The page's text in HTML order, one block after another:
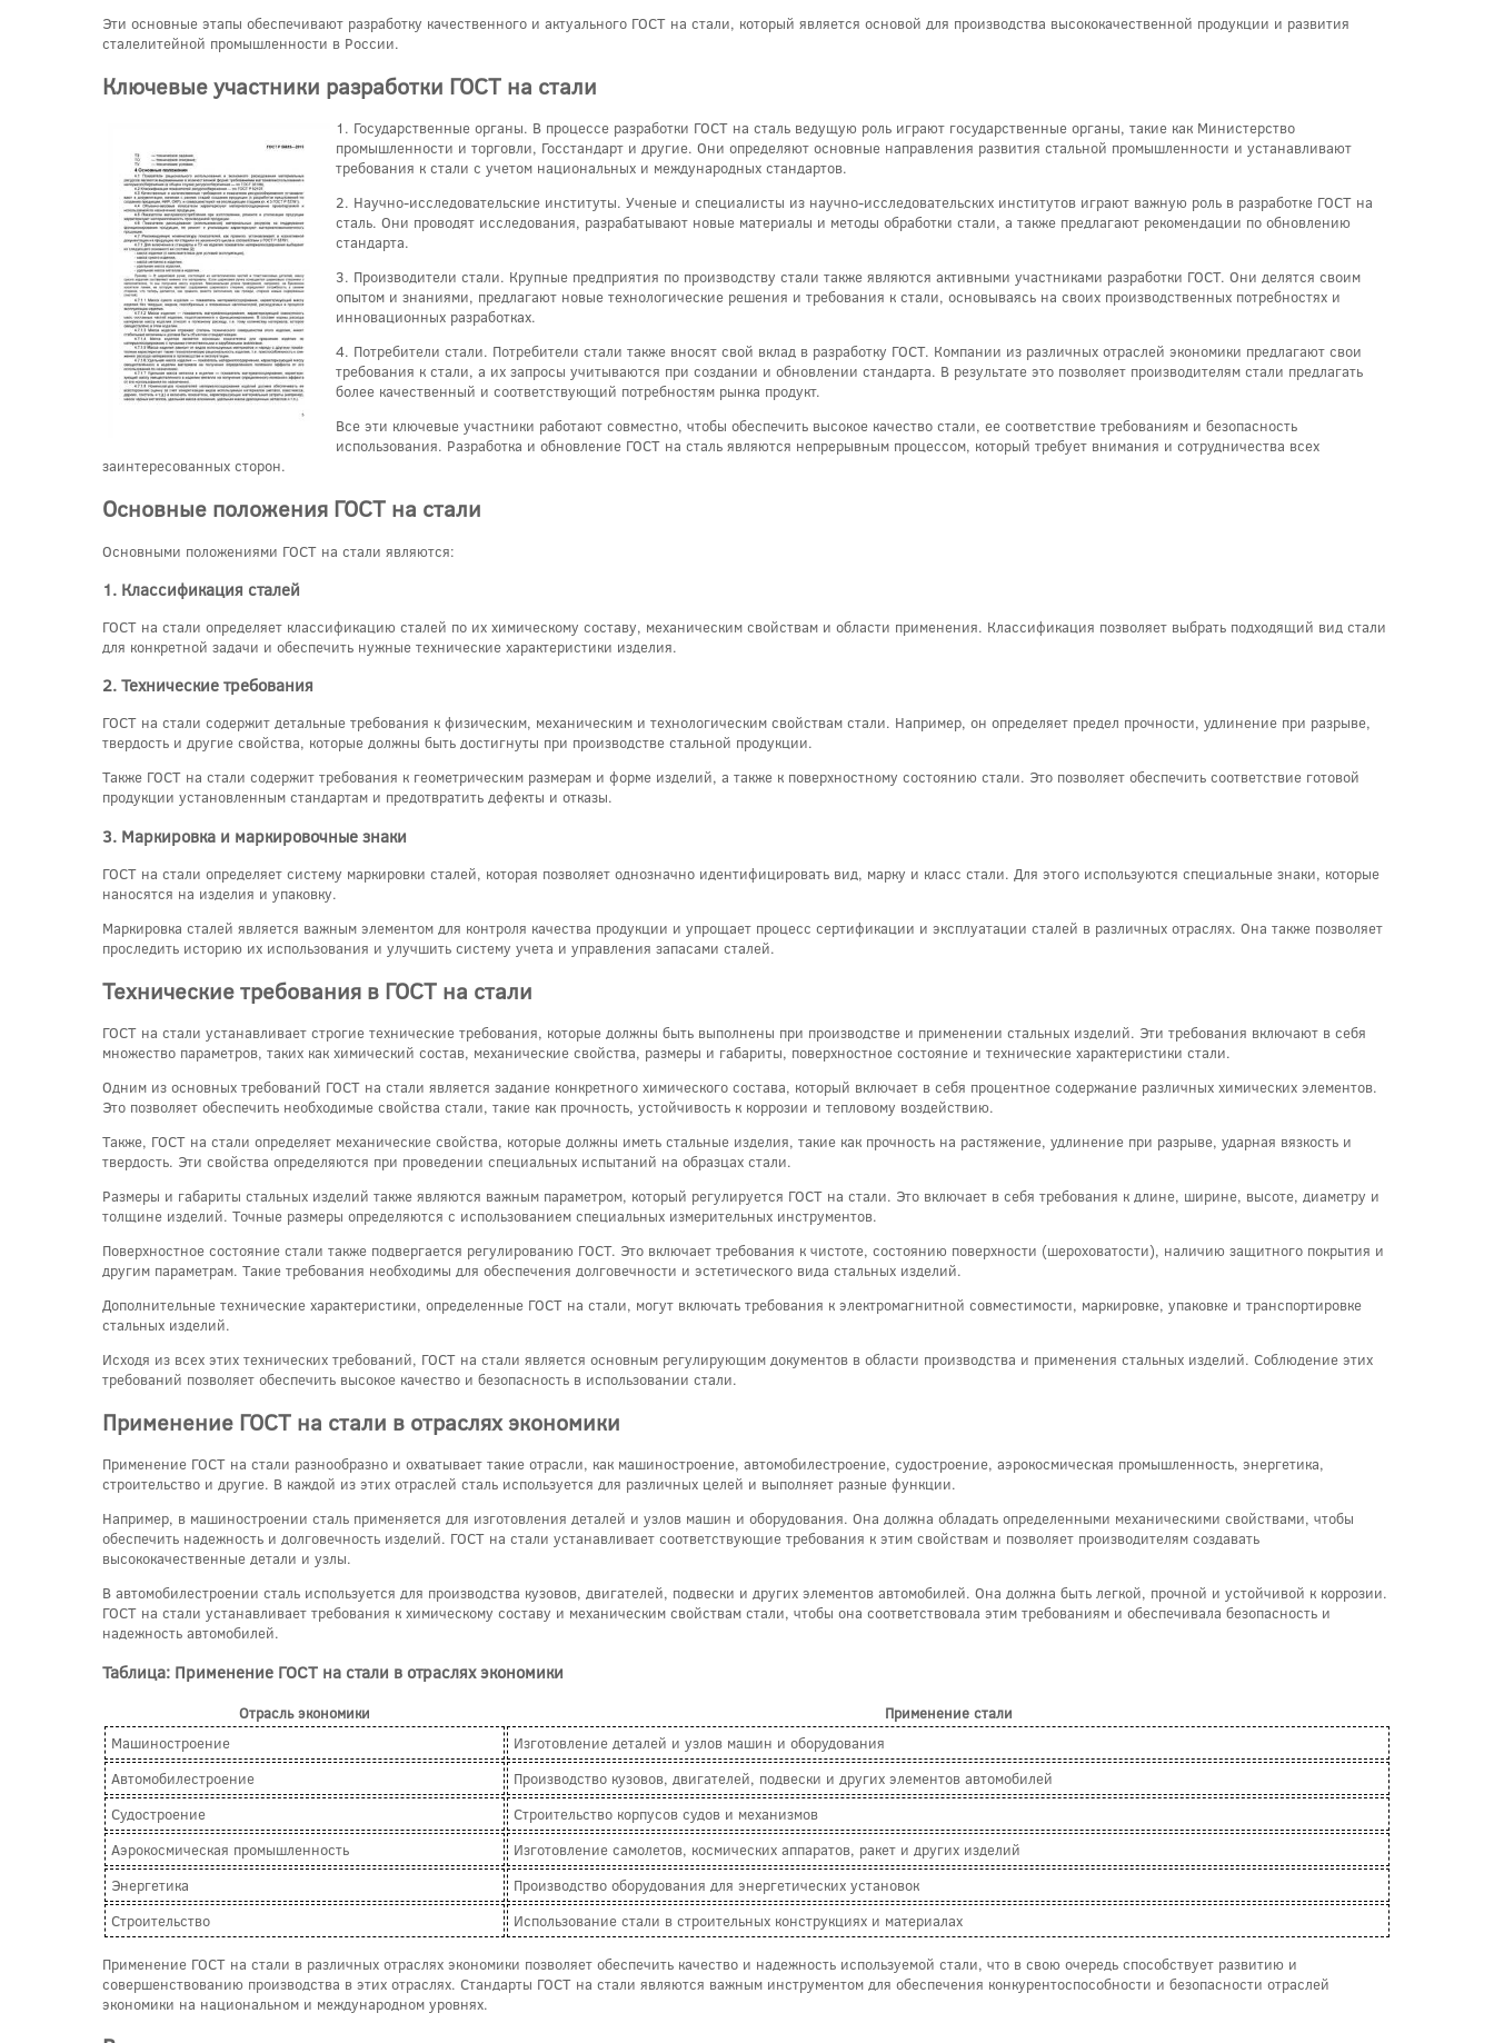
Эти основные этапы обеспечивают разработку качественного и актуального ГОСТ на стали, который является основой для производства высококачественной продукции и развития
сталелитейной промышленности в России.
Ключевые участники разработки ГОСТ на стали
1. Государственные органы. В процессе разработки ГОСТ на сталь ведущую роль играют государственные органы, такие как Министерство
промышленности и торговли, Госстандарт и другие. Они определяют основные направления развития стальной промышленности и устанавливают
требования к стали с учетом национальных и международных стандартов.
2. Научно-исследовательские институты. Ученые и специалисты из научно-исследовательских институтов играют важную роль в разработке ГОСТ на
сталь. Они проводят исследования, разрабатывают новые материалы и методы обработки стали, а также предлагают рекомендации по обновлению
стандарта.
3. Производители стали. Крупные предприятия по производству стали также являются активными участниками разработки ГОСТ. Они делятся своим
опытом и знаниями, предлагают новые технологические решения и требования к стали, основываясь на своих производственных потребностях и
инновационных разработках.
4. Потребители стали. Потребители стали также вносят свой вклад в разработку ГОСТ. Компании из различных отраслей экономики предлагают свои
требования к стали, а их запросы учитываются при создании и обновлении стандарта. В результате это позволяет производителям стали предлагать
более качественный и соответствующий потребностям рынка продукт.
Все эти ключевые участники работают совместно, чтобы обеспечить высокое качество стали, ее соответствие требованиям и безопасность
использования. Разработка и обновление ГОСТ на сталь являются непрерывным процессом, который требует внимания и сотрудничества всех
заинтересованных сторон.
Основные положения ГОСТ на стали
Основными положениями ГОСТ на стали являются:
1. Классификация сталей
ГОСТ на стали определяет классификацию сталей по их химическому составу, механическим свойствам и области применения. Классификация позволяет выбрать подходящий вид стали
для конкретной задачи и обеспечить нужные технические характеристики изделия.
2. Технические требования
ГОСТ на стали содержит детальные требования к физическим, механическим и технологическим свойствам стали. Например, он определяет предел прочности, удлинение при разрыве,
твердость и другие свойства, которые должны быть достигнуты при производстве стальной продукции.
Также ГОСТ на стали содержит требования к геометрическим размерам и форме изделий, а также к поверхностному состоянию стали. Это позволяет обеспечить соответствие готовой
продукции установленным стандартам и предотвратить дефекты и отказы.
3. Маркировка и маркировочные знаки
ГОСТ на стали определяет систему маркировки сталей, которая позволяет однозначно идентифицировать вид, марку и класс стали. Для этого используются специальные знаки, которые
наносятся на изделия и упаковку.
Маркировка сталей является важным элементом для контроля качества продукции и упрощает процесс сертификации и эксплуатации сталей в различных отраслях. Она также позволяет
проследить историю их использования и улучшить систему учета и управления запасами сталей.
Технические требования в ГОСТ на стали
ГОСТ на стали устанавливает строгие технические требования, которые должны быть выполнены при производстве и применении стальных изделий. Эти требования включают в себя
множество параметров, таких как химический состав, механические свойства, размеры и габариты, поверхностное состояние и технические характеристики стали.
Одним из основных требований ГОСТ на стали является задание конкретного химического состава, который включает в себя процентное содержание различных химических элементов.
Это позволяет обеспечить необходимые свойства стали, такие как прочность, устойчивость к коррозии и тепловому воздействию.
Также, ГОСТ на стали определяет механические свойства, которые должны иметь стальные изделия, такие как прочность на растяжение, удлинение при разрыве, ударная вязкость и
твердость. Эти свойства определяются при проведении специальных испытаний на образцах стали.
Размеры и габариты стальных изделий также являются важным параметром, который регулируется ГОСТ на стали. Это включает в себя требования к длине, ширине, высоте, диаметру и
толщине изделий. Точные размеры определяются с использованием специальных измерительных инструментов.
Поверхностное состояние стали также подвергается регулированию ГОСТ. Это включает требования к чистоте, состоянию поверхности (шероховатости), наличию защитного покрытия и
другим параметрам. Такие требования необходимы для обеспечения долговечности и эстетического вида стальных изделий.
Дополнительные технические характеристики, определенные ГОСТ на стали, могут включать требования к электромагнитной совместимости, маркировке, упаковке и транспортировке
стальных изделий.
Исходя из всех этих технических требований, ГОСТ на стали является основным регулирующим документов в области производства и применения стальных изделий. Соблюдение этих
требований позволяет обеспечить высокое качество и безопасность в использовании стали.
Применение ГОСТ на стали в отраслях экономики
Применение ГОСТ на стали разнообразно и охватывает такие отрасли, как машиностроение, автомобилестроение, судостроение, аэрокосмическая промышленность, энергетика,
строительство и другие. В каждой из этих отраслей сталь используется для различных целей и выполняет разные функции.
Например, в машиностроении сталь применяется для изготовления деталей и узлов машин и оборудования. Она должна обладать определенными механическими свойствами, чтобы
обеспечить надежность и долговечность изделий. ГОСТ на стали устанавливает соответствующие требования к этим свойствам и позволяет производителям создавать
высококачественные детали и узлы.
В автомобилестроении сталь используется для производства кузовов, двигателей, подвески и других элементов автомобилей. Она должна быть легкой, прочной и устойчивой к коррозии.
ГОСТ на стали устанавливает требования к химическому составу и механическим свойствам стали, чтобы она соответствовала этим требованиям и обеспечивала безопасность и
надежность автомобилей.
Таблица: Применение ГОСТ на стали в отраслях экономики
Отрасль экономики
Применение стали
Машиностроение
Изготовление деталей и узлов машин и оборудования
Автомобилестроение
Производство кузовов, двигателей, подвески и других элементов автомобилей
Судостроение
Строительство корпусов судов и механизмов
Аэрокосмическая промышленность
Изготовление самолетов, космических аппаратов, ракет и других изделий
Энергетика
Производство оборудования для энергетических установок
Строительство
Использование стали в строительных конструкциях и материалах
Применение ГОСТ на стали в различных отраслях экономики позволяет обеспечить качество и надежность используемой стали, что в свою очередь способствует развитию и
совершенствованию производства в этих отраслях. Стандарты ГОСТ на стали являются важным инструментом для обеспечения конкурентоспособности и безопасности отраслей
экономики на национальном и международном уровнях.